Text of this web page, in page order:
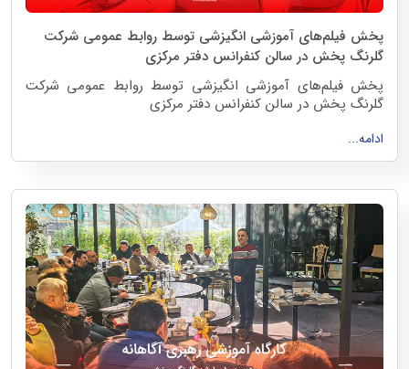
پخش فیلم‌های آموزشی انگیزشی توسط روابط عمومی شرکت
گلرنگ پخش در سالن کنفرانس دفتر مرکزی
پخش فیلم‌های آموزشی انگیزشی توسط روابط عمومی شرکت
گلرنگ پخش در سالن کنفرانس دفتر مرکزی
18 دی ماه 1403
ادامه...